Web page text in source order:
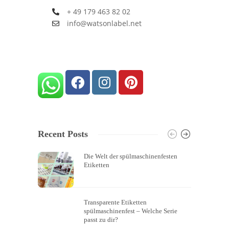
+ 49 179 463 82 02
info@watsonlabel.net
Recent Posts
Die Welt der spülmaschinenfesten
Etiketten
Transparente Etiketten
spülmaschinenfest – Welche Serie
passt zu dir?